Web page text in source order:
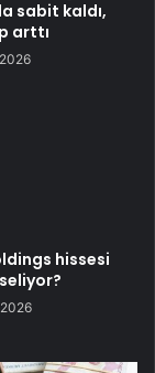
sabit kaldı,
arttı
hissesi